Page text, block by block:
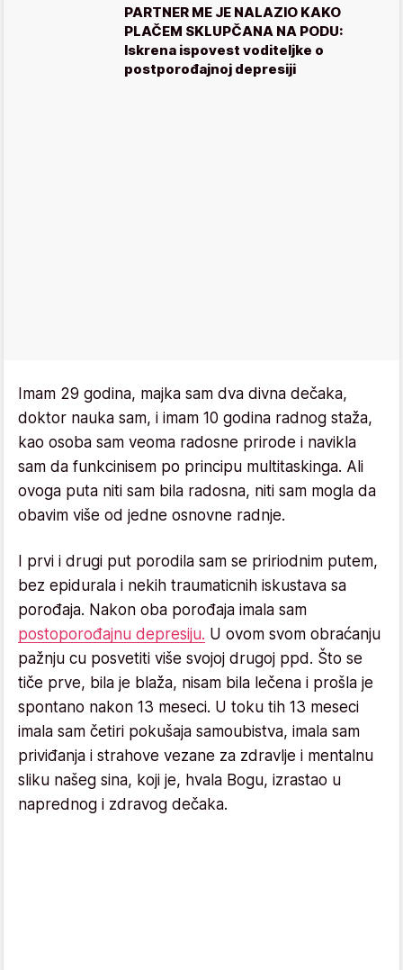
PARTNER ME JE NALAZIO KAKO
PLAČEM SKLUPČANA NA PODU:
Iskrena ispovest voditeljke o
postporođajnoj depresiji
Imam 29 godina, majka sam dva divna dečaka,
doktor nauka sam, i imam 10 godina radnog staža,
kao osoba sam veoma radosne prirode i navikla
sam da funkcinisem po principu multitaskinga. Ali
ovoga puta niti sam bila radosna, niti sam mogla da
obavim više od jedne osnovne radnje.
I prvi i drugi put porodila sam se pririodnim putem,
bez epidurala i nekih traumaticnih iskustava sa
porođaja. Nakon oba porođaja imala sam
postoporođajnu depresiju. U ovom svom obraćanju
pažnju cu posvetiti više svojoj drugoj ppd. Što se
tiče prve, bila je blaža, nisam bila lečena i prošla je
spontano nakon 13 meseci. U toku tih 13 meseci
imala sam četiri pokušaja samoubistva, imala sam
priviđanja i strahove vezane za zdravlje i mentalnu
sliku našeg sina, koji je, hvala Bogu, izrastao u
naprednog i zdravog dečaka.